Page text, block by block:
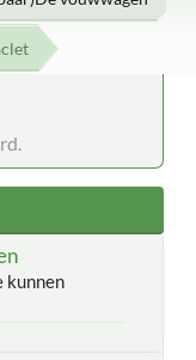
kunnen